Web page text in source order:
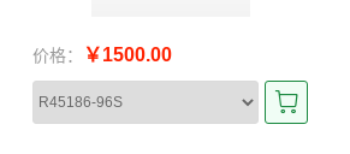
价格： ￥1500.00